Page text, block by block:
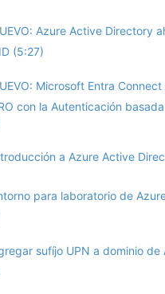
Azure Active Directory
(5:27)
Microsoft Entra
con la Autenticación
a Azure Active
para laboratorio de
sufíjo UPN a dominio